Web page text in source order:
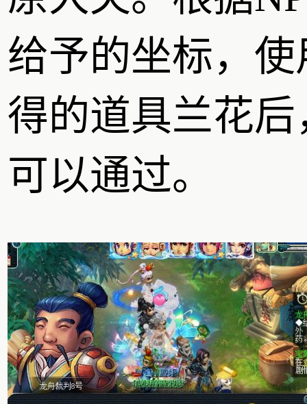
给予的坐标，使
得的道具兰花后
可以通过。